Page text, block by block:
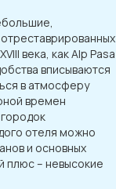
века, как Alp Pasa
вписываются
в атмосферу
времен
отеля можно
и основных
плюс – невысокие